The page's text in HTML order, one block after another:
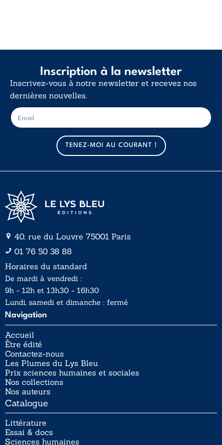
Inscription à la newsletter
Inscrivez-vous à notre newsletter et recevez nos
dernières nouvelles.
m
a
i
l
E
-
m
TENEZ-MOI AU COURANT !
40, rue du Louvre 75001 Paris
01 76 50 38 88
Horaires du standard
De mardi à vendredi :
9h - 12h et 13h30 - 16h30
Lundi, samedi et dimanche : fermé
Navigation
Accueil
Être édité
Contactez-nous
Les Plumes du Lys Bleu
Prix sciences humaines et sociales
Nos collections
Nos auteurs
Catalogue
Littérature
Essai & docs
Sciences humaines